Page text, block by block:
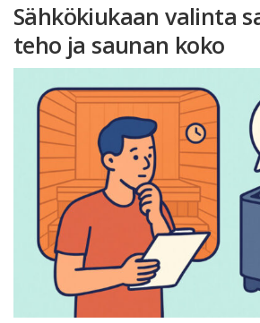
Sähkökiukaan valinta
teho ja saunan koko